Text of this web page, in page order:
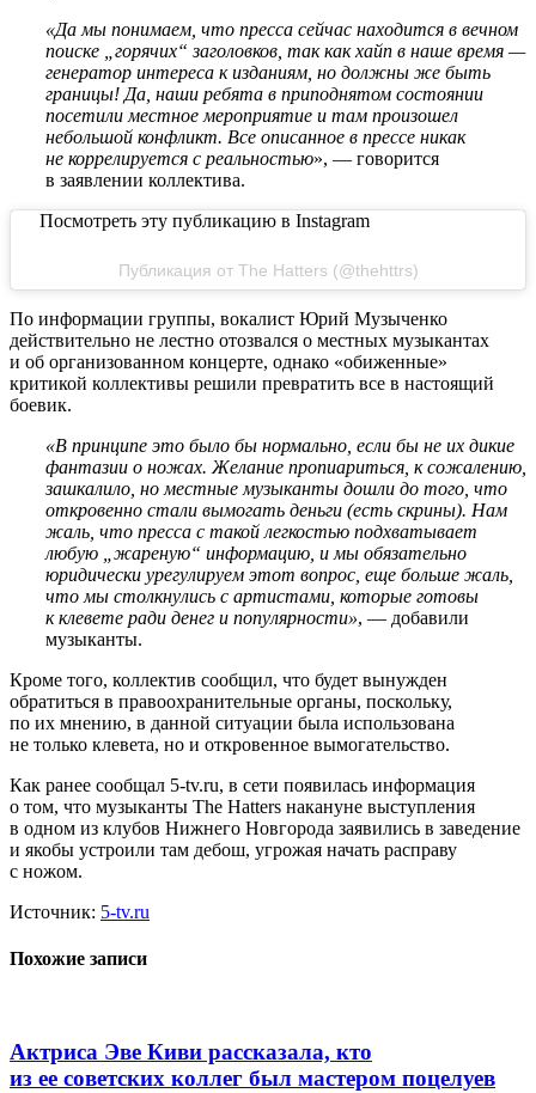
«Да мы понимаем, что пресса сейчас находится в вечном
поиске „горячих“ заголовков, так как хайп в наше время —
генератор интереса к изданиям, но должны же быть
границы! Да, наши ребята в приподнятом состоянии
посетили местное мероприятие и там произошел
небольшой конфликт. Все описанное в прессе никак
не коррелируется с реальностью», — говорится
в заявлении коллектива.
Посмотреть эту публикацию в Instagram
Публикация от The Hatters (@thehttrs)
По информации группы, вокалист Юрий Музыченко
действительно не лестно отозвался о местных музыкантах
и об организованном концерте, однако «обиженные»
критикой коллективы решили превратить все в настоящий
боевик.
«В принципе это было бы нормально, если бы не их дикие
фантазии о ножах. Желание пропиариться, к сожалению,
зашкалило, но местные музыканты дошли до того, что
откровенно стали вымогать деньги (есть скрины). Нам
жаль, что пресса с такой легкостью подхватывает
любую „жареную“ информацию, и мы обязательно
юридически урегулируем этот вопрос, еще больше жаль,
что мы столкнулись с артистами, которые готовы
к клевете ради денег и популярности», — добавили
музыканты.
Кроме того, коллектив сообщил, что будет вынужден
обратиться в правоохранительные органы, поскольку,
по их мнению, в данной ситуации была использована
не только клевета, но и откровенное вымогательство.
Как ранее сообщал 5-tv.ru, в сети появилась информация
о том, что музыканты The Hatters накануне выступления
в одном из клубов Нижнего Новгорода заявились в заведение
и якобы устроили там дебош, угрожая начать расправу
с ножом.
Источник: 5-tv.ru
Похожие записи
Актриса Эве Киви рассказала, кто
из ее советских коллег был мастером поцелуев